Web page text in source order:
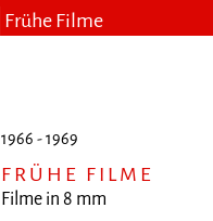
Frühe Filme
1966 - 1969
FRÜHE FILME
Filme in 8 mm